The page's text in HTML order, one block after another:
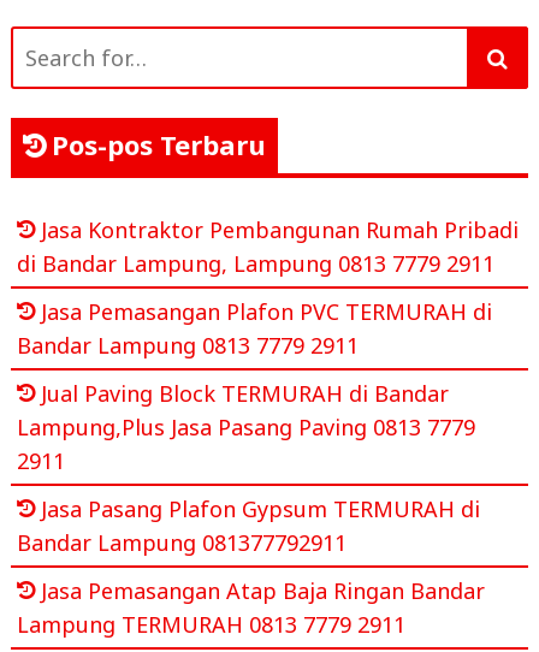
for:
Pos-pos Terbaru
Jasa Kontraktor Pembangunan Rumah Pribadi
di Bandar Lampung, Lampung 0813 7779 2911
Jasa Pemasangan Plafon PVC TERMURAH di
Bandar Lampung 0813 7779 2911
Jual Paving Block TERMURAH di Bandar
Lampung,Plus Jasa Pasang Paving 0813 7779
2911
Jasa Pasang Plafon Gypsum TERMURAH di
Bandar Lampung 081377792911
Jasa Pemasangan Atap Baja Ringan Bandar
Lampung TERMURAH 0813 7779 2911